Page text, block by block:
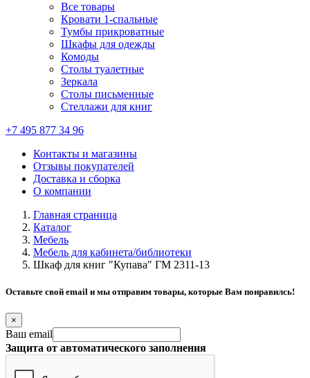
Все товары
Кровати 1-спальные
Тумбы прикроватные
Шкафы для одежды
Комоды
Столы туалетные
Зеркала
Столы письменные
Стеллажи для книг
+7 495 877 34 96
Контакты и магазины
Отзывы покупателей
Доставка и сборка
О компании
Главная страница
Каталог
Мебель
Мебель для кабинета/библиотеки
Шкаф для книг "Купава" ГМ 2311-13
Оставьте свой email и мы отправим товары, которые Вам понравилсь!
×
Ваш email
Защита от автоматического заполнения